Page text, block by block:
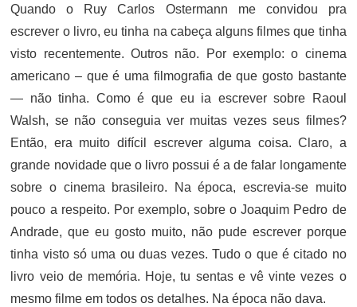
Quando o Ruy Carlos Ostermann me convidou pra
escrever o livro, eu tinha na cabeça alguns filmes que tinha
visto recentemente. Outros não. Por exemplo: o cinema
americano – que é uma filmografia de que gosto bastante
— não tinha. Como é que eu ia escrever sobre Raoul
Walsh, se não conseguia ver muitas vezes seus filmes?
Então, era muito difícil escrever alguma coisa. Claro, a
grande novidade que o livro possui é a de falar longamente
sobre o cinema brasileiro. Na época, escrevia-se muito
pouco a respeito. Por exemplo, sobre o Joaquim Pedro de
Andrade, que eu gosto muito, não pude escrever porque
tinha visto só uma ou duas vezes. Tudo o que é citado no
livro veio de memória. Hoje, tu sentas e vê vinte vezes o
mesmo filme em todos os detalhes. Na época não dava.